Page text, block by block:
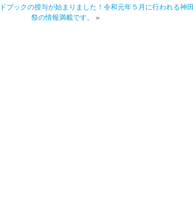
ブックの授与が始まりました！令和元年５月に行われる神田
祭の情報満載です。
»